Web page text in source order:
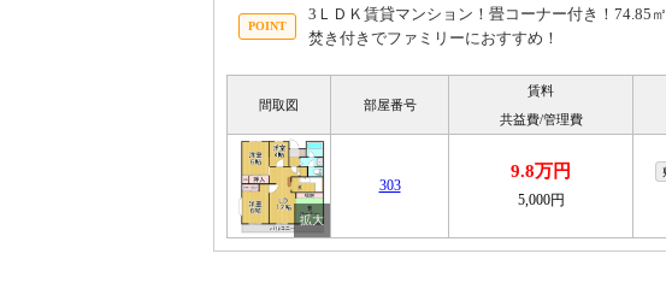
3ＬＤＫ賃貸マンション！畳コーナー付き！74.85
焚き付きでファミリーにおすすめ！
間取図 部屋番号
賃料
共益費/管理費
303
9.8万円
5,000円